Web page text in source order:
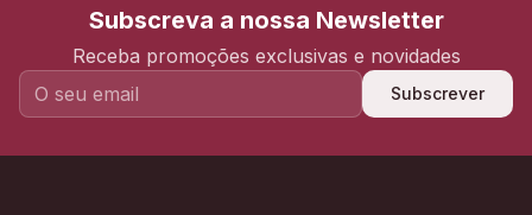
Subscreva a nossa Newsletter
Receba promoções exclusivas e novidades
Subscrever